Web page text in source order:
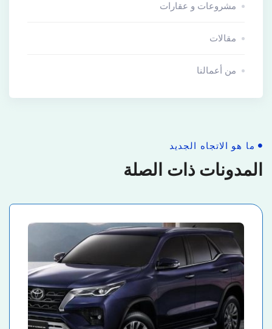
مشروعات و عقارات
مقالات
من أعمالنا
ما هو الاتجاه الجديد
المدونات ذات الصلة